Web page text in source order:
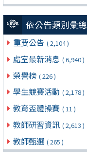
依公告類別彙總
重要公告 ( 2,104 )
處室最新消息 ( 6,940 )
榮譽榜 ( 226 )
學生競賽活動 ( 2,178 )
教育盃體操賽 ( 11 )
教師研習資訊 ( 2,613 )
教師甄選 ( 265 )